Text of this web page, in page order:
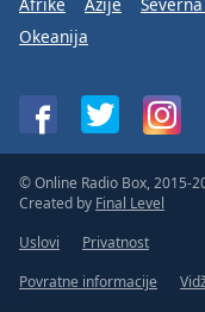
Okeanija
© Online Radio Box, 2015-
Created by Final Level
Uslovi
Privatnost
Povratne informacije